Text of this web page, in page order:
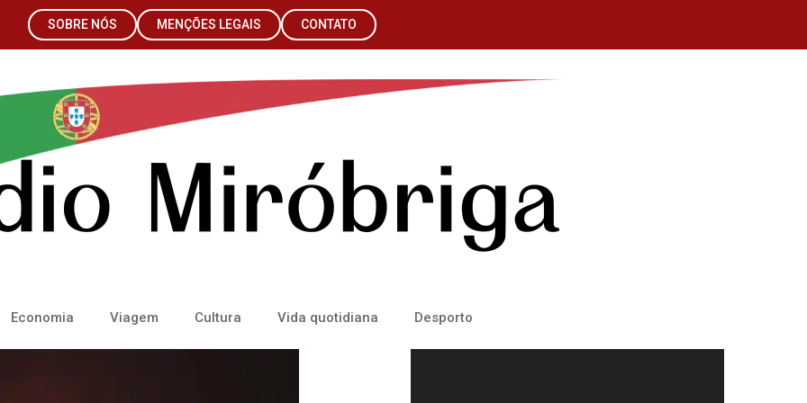
SOBRE NÓS MENÇÕES LEGAIS CONTATO
Economia Viagem Cultura Vida quotidiana Desporto